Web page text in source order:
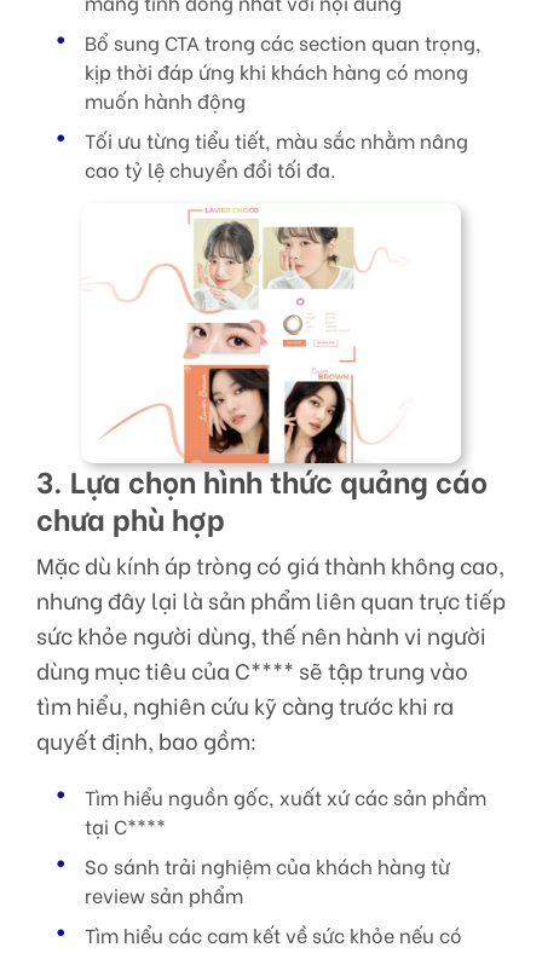
Bổ sung CTA trong các section quan trọng,
kịp thời đáp ứng khi khách hàng có mong
muốn hành động
Tối ưu từng tiểu tiết, màu sắc nhằm nâng
cao tỷ lệ chuyển đổi tối đa.
3. Lựa chọn hình thức quảng cáo
chưa phù hợp
Mặc dù kính áp tròng có giá thành không cao,
nhưng đây lại là sản phẩm liên quan trực tiếp
sức khỏe người dùng, thế nên hành vi người
dùng mục tiêu của C**** sẽ tập trung vào
tìm hiểu, nghiên cứu kỹ càng trước khi ra
quyết định, bao gồm:
Tìm hiểu nguồn gốc, xuất xứ các sản phẩm
tại C****
So sánh trải nghiệm của khách hàng từ
review sản phẩm
Tìm hiểu các cam kết về sức khỏe nếu có